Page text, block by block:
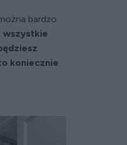
bardzo
wszystkie
koniecznie